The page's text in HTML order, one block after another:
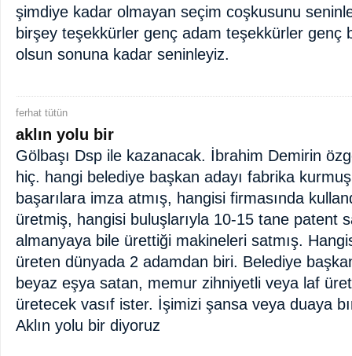
şimdiye kadar olmayan seçim coşkusunu
birşey teşekkürler genç adam teşekkürler genç
olsun sonuna kadar seninleyiz.
ferhat tütün
aklın yolu bir
Gölbaşı Dsp ile kazanacak. İbrahim Demirin
hiç. hangi belediye başkan adayı fabrika
başarılara imza atmış, hangisi firmasında
üretmiş, hangisi buluşlarıyla 10-15 tane patent
almanyaya bile ürettiği makineleri satmış.
üreten dünyada 2 adamdan biri. Belediye
beyaz eşya satan, memur zihniyetli veya laf
üretecek vasıf ister. İşimizi şansa veya duaya
Aklın yolu bir diyoruz